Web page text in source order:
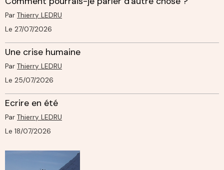
Par Thierry LEDRU
Le 27/07/2026
Une crise humaine
Par Thierry LEDRU
Le 25/07/2026
Ecrire en été
Par Thierry LEDRU
Le 18/07/2026